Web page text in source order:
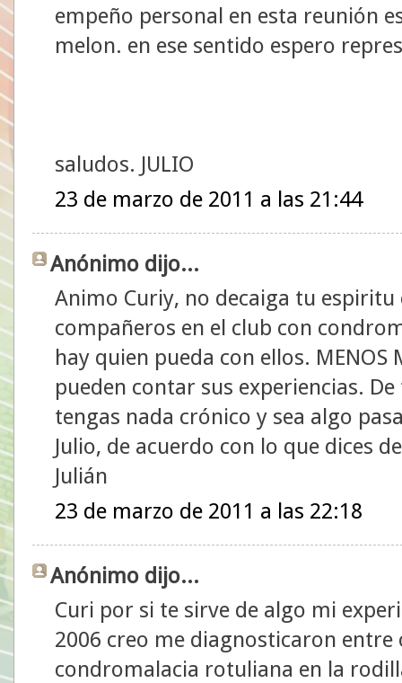
empeño personal en esta reunión
melon. en ese sentido espero
saludos. JULIO
23 de marzo de 2011 a las 21:44
Anónimo dijo...
Animo Curiy, no decaiga tu
compañeros en el club con
hay quien pueda con ellos. MENOS
pueden contar sus experiencias.
tengas nada crónico y sea algo
Julio, de acuerdo con lo que dices
Julián
23 de marzo de 2011 a las 22:18
Anónimo dijo...
Curi por si te sirve de algo mi
2006 creo me diagnosticaron
condromalacia rotuliana en la